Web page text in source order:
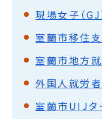
現場女子（
室蘭市移住支
室蘭市地方就
外国人就労
室蘭市UIJタ